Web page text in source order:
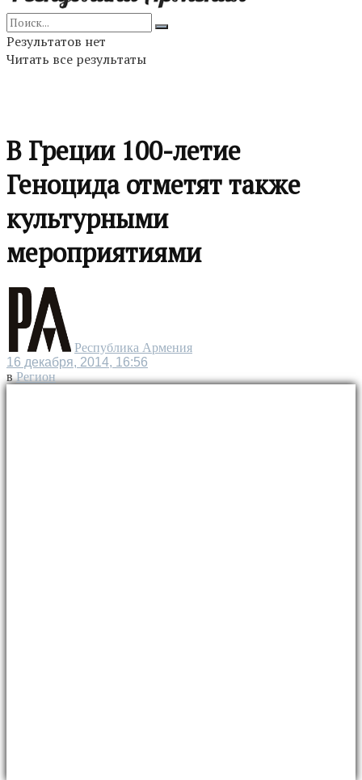
Результатов нет
Читать все результаты
В Греции 100-летие
Геноцида отметят также
культурными
мероприятиями
Республика Армения
16 декабря, 2014, 16:56
в Регион